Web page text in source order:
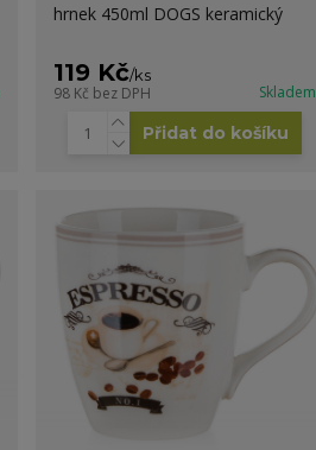
hrnek 450ml DOGS keramický
119 Kč/ks
98 Kč bez DPH Skladem
Přidat do košíku